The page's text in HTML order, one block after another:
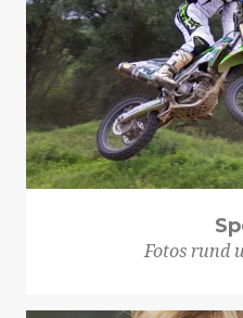
Fotos rund